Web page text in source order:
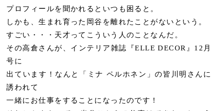
プロフィールを聞かれるといつも困ると。
しかも、生まれ育った岡谷を離れたことがないという。
すごい・・・天才ってこういう人のことなんだ。
その高倉さんが、インテリア雑誌『ELLE DECOR』12月
号に
出ています！なんと「ミナ ペルホネン」の皆川明さんに
誘われて
一緒にお仕事をすることになったのです！